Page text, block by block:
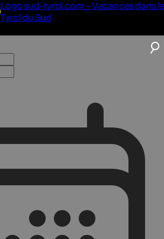
Logo sud-tyrol.com - Vacances dans
Tyrol du Sud